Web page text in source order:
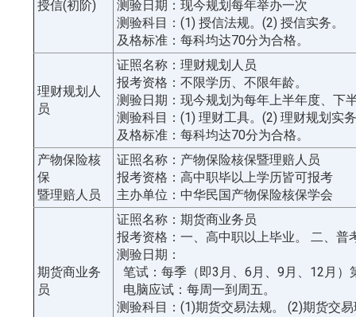
授信(初阶)
测验日期：现今规划每年举办一次
测验科目：(1) 授信法规。(2) 授信实务。
及格标准：每科均达70分为合格。
理财规划人
员
证照名称：理财规划人员
报考资格：不限学历、不限年龄。
测验日期：现今规划为每年上半年度、下
测验科目：(1) 理财工具。(2) 理财规划实
及格标准：每科均达70分为合格。
产物保险核
保
暨理赔人员
证照名称：产物保险核保暨理赔人员
报考资格：高中职毕以上学历皆可报考
主办单位：中华民国产物保险核保学会
期货商业务
员
证照名称：期货商业务员
报考资格：一、高中职以上毕业。 二、普
测验日期：
笔试：每季（即3月、6月、9月、12月）
电脑应试：每周一到周五。
测验科目：(1)期货交易法规。 (2)期货交